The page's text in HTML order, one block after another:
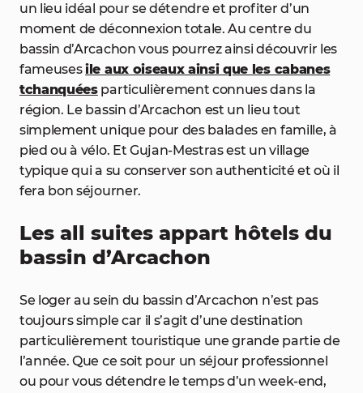
un lieu idéal pour se détendre et profiter d’un
moment de déconnexion totale. Au centre du
bassin d’Arcachon vous pourrez ainsi découvrir les
fameusesile aux oiseaux ainsi que les cabanes
tchanquéesparticulièrement connues dans la
région. Le bassin d’Arcachon est un lieu tout
simplement unique pour des balades en famille, à
pied ou à vélo. Et Gujan-Mestras est un village
typique qui a su conserver son authenticité et où il
fera bon séjourner.
Les all suites appart hôtels du
bassin d’Arcachon
Se loger au sein du bassin d’Arcachon n’est pas
toujours simple car il s’agit d’une destination
particulièrement touristique une grande partie de
l’année. Que ce soit pour un séjour professionnel
ou pour vous détendre le temps d’un week-end,